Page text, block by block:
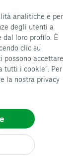
analitiche e per
degli utenti a
dal loro profilo. È
clic su
possono accettare
tutti i cookie”. Per
la nostra privacy
cosa sapere e